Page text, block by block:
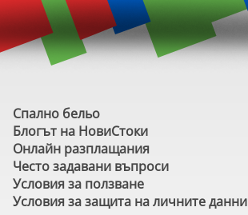
Спално бельо
Блогът на НовиСтоки
Онлайн разплащания
Често задавани въпроси
Условия за ползване
Условия за защита на личните данни